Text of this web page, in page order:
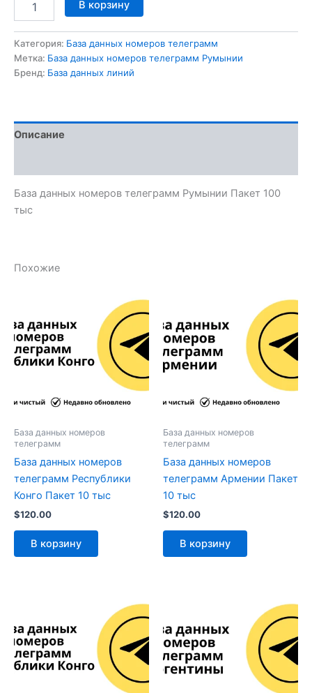
В корзину
Категория: База данных номеров телеграмм
Метка: База данных номеров телеграмм Румынии
Бренд: База данных линий
Описание
База данных номеров телеграмм Румынии Пакет 100
тыс
Похожие
База данных номеров
телеграмм
База данных номеров
телеграмм Республики
Конго Пакет 10 тыс
$120.00
В корзину
База данных номеров
телеграмм
База данных номеров
телеграмм Армении Пакет
10 тыс
$120.00
В корзину